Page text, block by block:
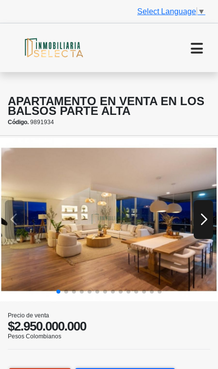
Select Language ▼
APARTAMENTO EN VENTA EN LOS
BALSOS PARTE ALTA
Código. 9891934
Precio de venta
$2.950.000.000
Pesos Colombianos